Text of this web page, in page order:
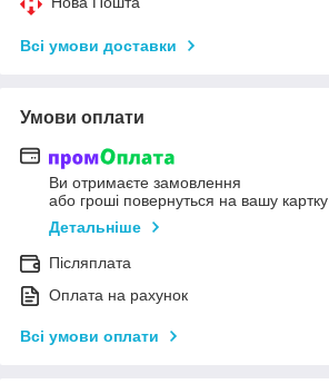
Всі умови доставки
Умови оплати
Ви отримаєте замовлення
або гроші повернуться на вашу картку
Детальніше
Післяплата
Оплата на рахунок
Всі умови оплати